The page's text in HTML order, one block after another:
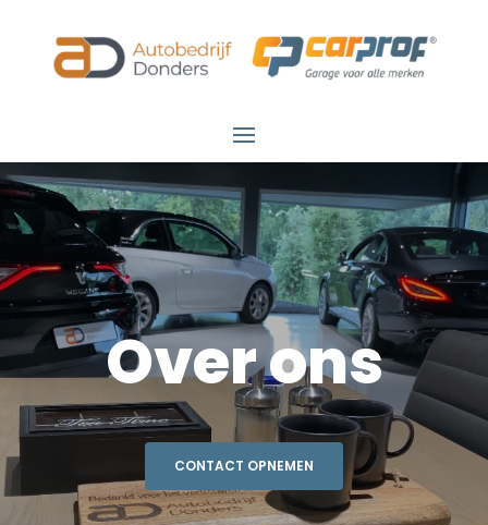
Over ons
CONTACT OPNEMEN